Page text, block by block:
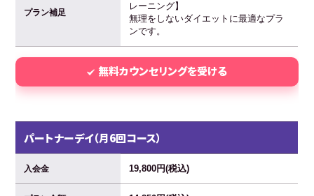
プラン補足
レーニング】
無理をしないダイエットに最適なプラ
ンです。
無料カウンセリングを受ける
パートナーデイ（月6回コース）
入会金 19,800円(税込)